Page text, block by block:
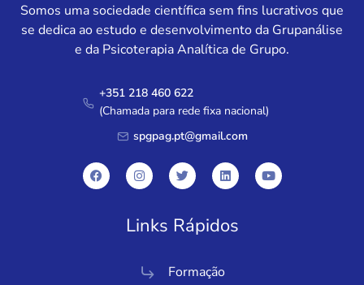
Somos uma sociedade científica sem fins lucrativos que
se dedica ao estudo e desenvolvimento da Grupanálise
e da Psicoterapia Analítica de Grupo.
+351 218 460 622
(Chamada para rede fixa nacional)
spgpag.pt@gmail.com
Links Rápidos
Formação